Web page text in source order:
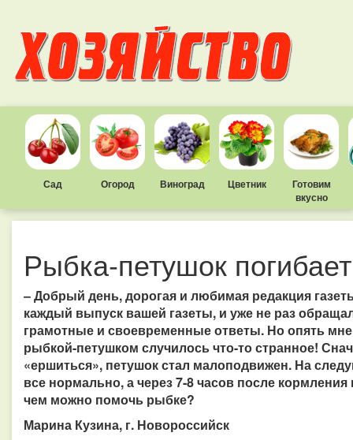
Сад Огород Виноград Цветник
Готовим
вкусно
Рыбка-петушок погибает
– Добрый день, дорогая и любимая редакция
каждый выпуск вашей газеты, и уже не раз
грамотные и своевременные ответы. Но опять
рыбкой-петушком случилось что-то странное!
«ершиться», петушок стал малоподвижен. На
все нормально, а через 7-8 часов после
чем можно помочь рыбке?
Марина Кузина, г. Новороссийск